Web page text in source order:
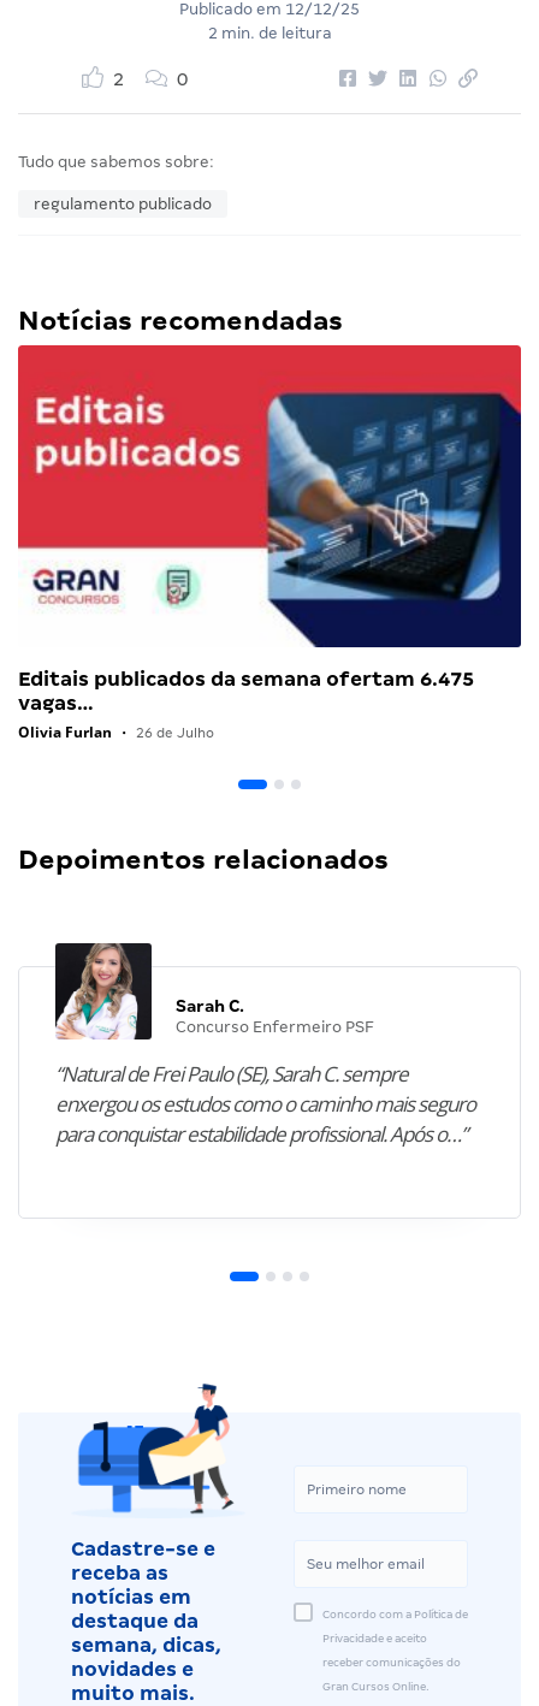
Publicado em 12/12/25
2 min. de leitura
2 0
Tudo que sabemos sobre:
regulamento publicado
Notícias recomendadas
Editais publicados da semana ofertam 6.475
vagas…
Olivia Furlan • 26 de Julho
Depoimentos relacionados
Sarah C.
Concurso Enfermeiro PSF
“Natural de Frei Paulo (SE), Sarah C. sempre
enxergou os estudos como o caminho mais seguro
para conquistar estabilidade profissional. Após o…”
Cadastre-se e
receba as
notícias em
destaque da
semana, dicas,
novidades e
muito mais.
Concordo com a Política de
Privacidade e aceito
receber comunicações do
Gran Cursos Online.